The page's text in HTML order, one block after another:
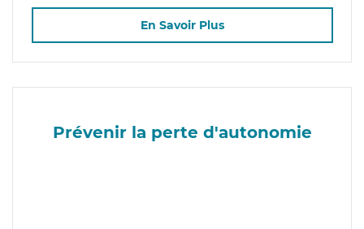
En Savoir Plus
Prévenir la perte d'autonomie